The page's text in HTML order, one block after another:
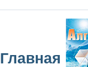
Главная